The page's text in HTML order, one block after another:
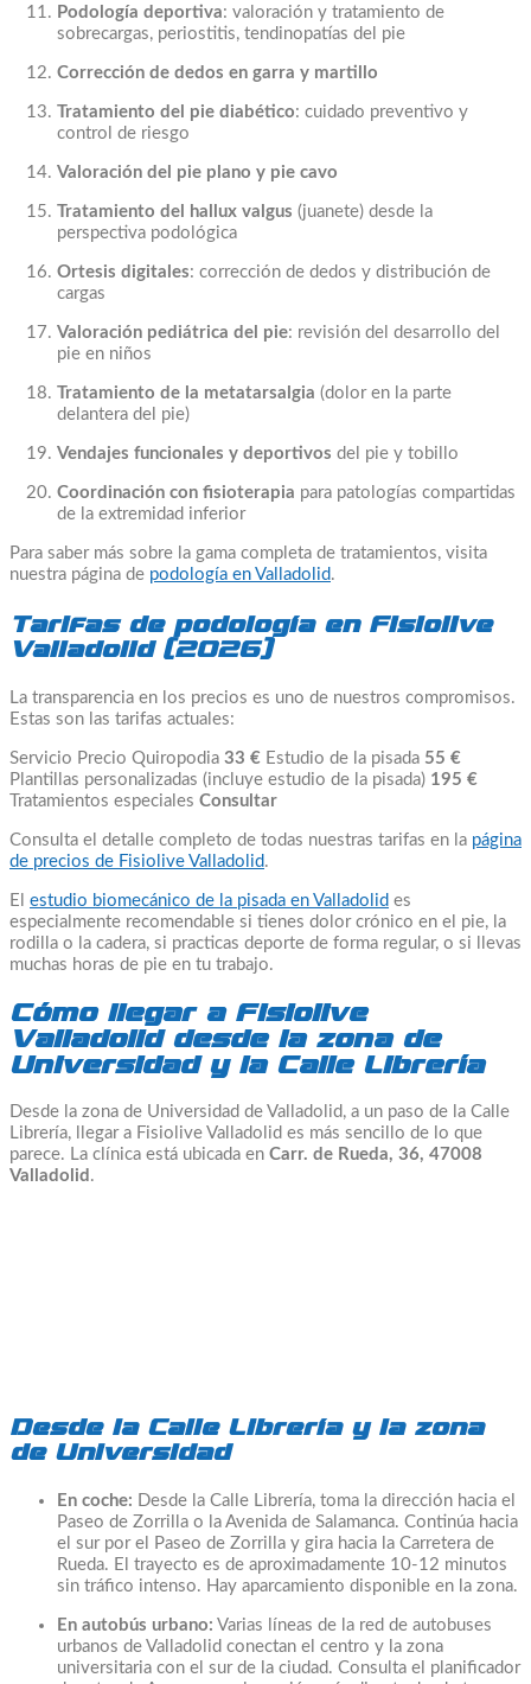
Podología deportiva: valoración y tratamiento de
sobrecargas, periostitis, tendinopatías del pie
Corrección de dedos en garra y martillo
Tratamiento del pie diabético: cuidado preventivo y
control de riesgo
Valoración del pie plano y pie cavo
Tratamiento del hallux valgus (juanete) desde la
perspectiva podológica
Ortesis digitales: corrección de dedos y distribución de
cargas
Valoración pediátrica del pie: revisión del desarrollo del
pie en niños
Tratamiento de la metatarsalgia (dolor en la parte
delantera del pie)
Vendajes funcionales y deportivos del pie y tobillo
Coordinación con fisioterapia para patologías compartidas
de la extremidad inferior
Para saber más sobre la gama completa de tratamientos, visita
nuestra página de podología en Valladolid.
Tarifas de podología en Fisiolive
Valladolid (2026)
La transparencia en los precios es uno de nuestros compromisos.
Estas son las tarifas actuales:
Servicio Precio Quiropodia 33 € Estudio de la pisada 55 €
Plantillas personalizadas (incluye estudio de la pisada) 195 €
Tratamientos especiales Consultar
Consulta el detalle completo de todas nuestras tarifas en la página
de precios de Fisiolive Valladolid.
El estudio biomecánico de la pisada en Valladolid es
especialmente recomendable si tienes dolor crónico en el pie, la
rodilla o la cadera, si practicas deporte de forma regular, o si llevas
muchas horas de pie en tu trabajo.
Cómo llegar a Fisiolive
Valladolid desde la zona de
Universidad y la Calle Librería
Desde la zona de Universidad de Valladolid, a un paso de la Calle
Librería, llegar a Fisiolive Valladolid es más sencillo de lo que
parece. La clínica está ubicada en Carr. de Rueda, 36, 47008
Valladolid .
Desde la Calle Librería y la zona
de Universidad
En coche: Desde la Calle Librería, toma la dirección hacia el
Paseo de Zorrilla o la Avenida de Salamanca. Continúa hacia
el sur por el Paseo de Zorrilla y gira hacia la Carretera de
Rueda. El trayecto es de aproximadamente 10-12 minutos
sin tráfico intenso. Hay aparcamiento disponible en la zona.
En autobús urbano: Varias líneas de la red de autobuses
urbanos de Valladolid conectan el centro y la zona
universitaria con el sur de la ciudad. Consulta el planificador